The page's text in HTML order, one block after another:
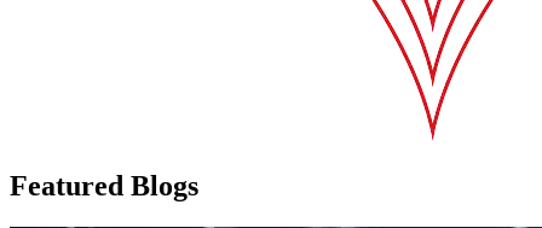
Featured Blogs